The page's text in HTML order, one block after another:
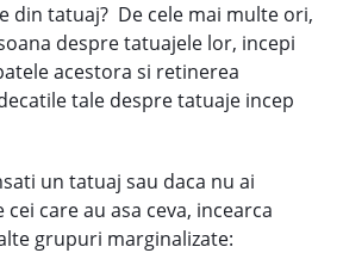
din tatuaj? De cele mai multe ori,
despre tatuajele lor, incepi
acestora si retinerea
tale despre tatuaje incep
un tatuaj sau daca nu ai
care au asa ceva, incearca
grupuri marginalizate: